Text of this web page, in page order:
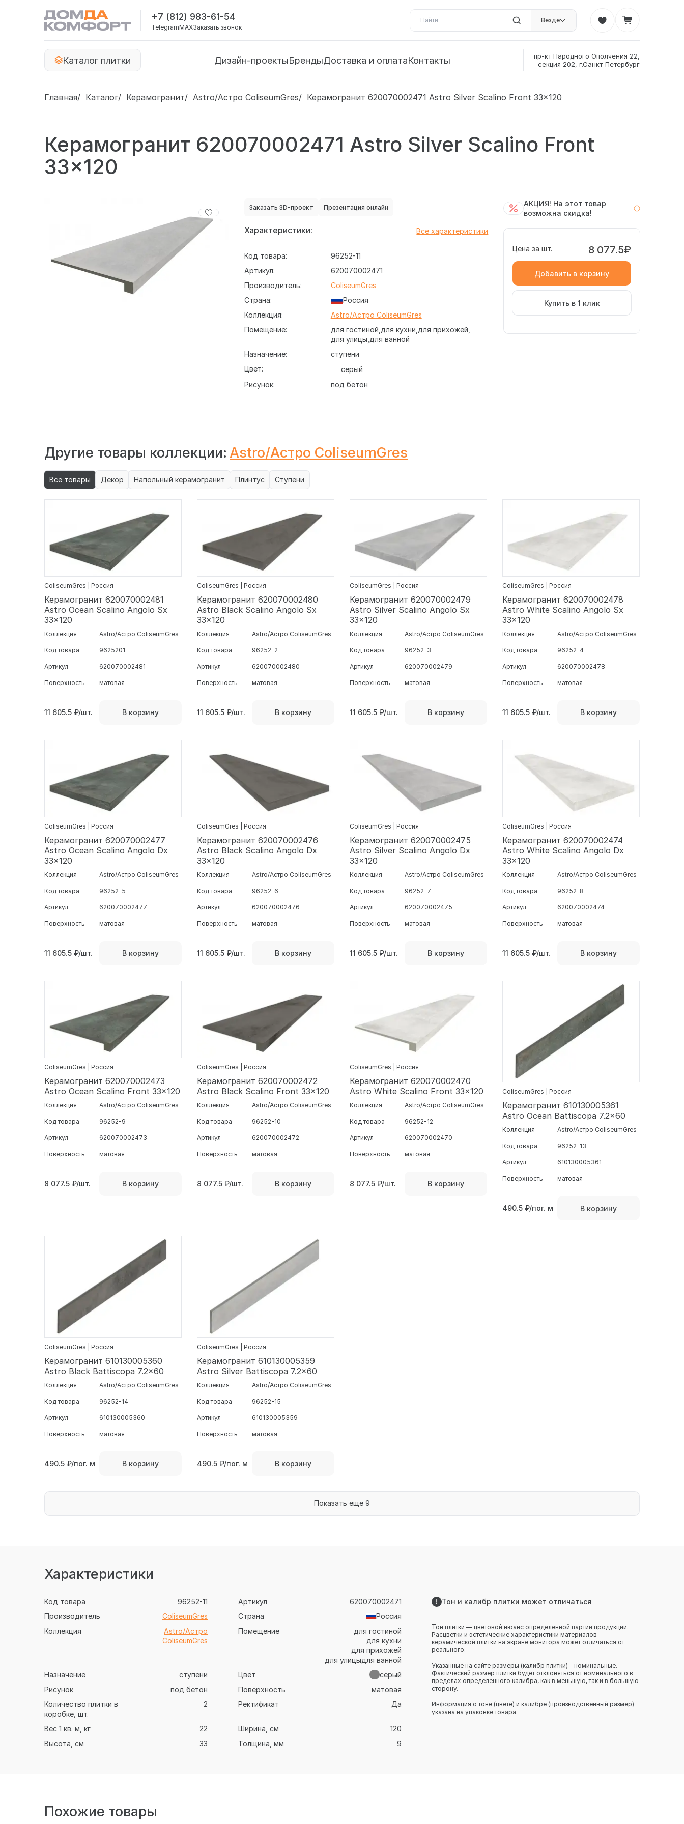
+7 (812) 983-61-54
TelegramMAXЗаказать звонок
Везде
Каталог плитки Дизайн-проектыБрендыДоставка и оплатаКонтакты
пр-кт Народного Ополчения 22,
секция 202, г.Санкт-Петербург
Главная Каталог Керамогранит Astro/Астро ColiseumGres Керамогранит 620070002471 Astro Silver Scalino Front 33x120
Керамогранит 620070002471 Astro Silver Scalino Front
33x120
Заказать 3D-проект Презентация онлайн
Характеристики:
Код товара:
96252-11
Артикул:
620070002471
Производитель:
ColiseumGres
Страна:
Россия
Коллекция:
Astro/Астро ColiseumGres
Помещение:
для гостиной для кухни для прихожей
для улицы для ванной
Назначение:
ступени
Цвет:
серый
Рисунок:
под бетон
Все характеристики
АКЦИЯ! На этот товар
возможна скидка!
Цена за шт. 8 077.5₽
Добавить в корзину
Купить в 1 клик
Другие товары коллекции: Astro/Астро ColiseumGres
Все товары Декор Напольный керамогранит Плинтус Ступени
ColiseumGres | Россия
Керамогранит 620070002481
Astro Ocean Scalino Angolo Sx
33x120
Коллекция Astro/Астро ColiseumGres
Код товара 9625201
Артикул 620070002481
Поверхность матовая
11 605.5 ₽/шт. В корзину
ColiseumGres | Россия
Керамогранит 620070002480
Astro Black Scalino Angolo Sx
33x120
Коллекция Astro/Астро ColiseumGres
Код товара 96252-2
Артикул 620070002480
Поверхность матовая
11 605.5 ₽/шт. В корзину
ColiseumGres | Россия
Керамогранит 620070002479
Astro Silver Scalino Angolo Sx
33x120
Коллекция Astro/Астро ColiseumGres
Код товара 96252-3
Артикул 620070002479
Поверхность матовая
11 605.5 ₽/шт. В корзину
ColiseumGres | Россия
Керамогранит 620070002478
Astro White Scalino Angolo Sx
33x120
Коллекция Astro/Астро ColiseumGres
Код товара 96252-4
Артикул 620070002478
Поверхность матовая
11 605.5 ₽/шт. В корзину
ColiseumGres | Россия
Керамогранит 620070002477
Astro Ocean Scalino Angolo Dx
33x120
Коллекция Astro/Астро ColiseumGres
Код товара 96252-5
Артикул 620070002477
Поверхность матовая
11 605.5 ₽/шт. В корзину
ColiseumGres | Россия
Керамогранит 620070002476
Astro Black Scalino Angolo Dx
33x120
Коллекция Astro/Астро ColiseumGres
Код товара 96252-6
Артикул 620070002476
Поверхность матовая
11 605.5 ₽/шт. В корзину
ColiseumGres | Россия
Керамогранит 620070002475
Astro Silver Scalino Angolo Dx
33x120
Коллекция Astro/Астро ColiseumGres
Код товара 96252-7
Артикул 620070002475
Поверхность матовая
11 605.5 ₽/шт. В корзину
ColiseumGres | Россия
Керамогранит 620070002474
Astro White Scalino Angolo Dx
33x120
Коллекция Astro/Астро ColiseumGres
Код товара 96252-8
Артикул 620070002474
Поверхность матовая
11 605.5 ₽/шт. В корзину
ColiseumGres | Россия
Керамогранит 620070002473
Astro Ocean Scalino Front 33x120
Коллекция Astro/Астро ColiseumGres
Код товара 96252-9
Артикул 620070002473
Поверхность матовая
8 077.5 ₽/шт. В корзину
ColiseumGres | Россия
Керамогранит 620070002472
Astro Black Scalino Front 33x120
Коллекция Astro/Астро ColiseumGres
Код товара 96252-10
Артикул 620070002472
Поверхность матовая
8 077.5 ₽/шт. В корзину
ColiseumGres | Россия
Керамогранит 620070002470
Astro White Scalino Front 33x120
Коллекция Astro/Астро ColiseumGres
Код товара 96252-12
Артикул 620070002470
Поверхность матовая
8 077.5 ₽/шт. В корзину
ColiseumGres | Россия
Керамогранит 610130005361
Astro Ocean Battiscopa 7.2x60
Коллекция Astro/Астро ColiseumGres
Код товара 96252-13
Артикул 610130005361
Поверхность матовая
490.5 ₽/пог. м В корзину
ColiseumGres | Россия
Керамогранит 610130005360
Astro Black Battiscopa 7.2x60
Коллекция Astro/Астро ColiseumGres
Код товара 96252-14
Артикул 610130005360
Поверхность матовая
490.5 ₽/пог. м В корзину
ColiseumGres | Россия
Керамогранит 610130005359
Astro Silver Battiscopa 7.2x60
Коллекция Astro/Астро ColiseumGres
Код товара 96252-15
Артикул 610130005359
Поверхность матовая
490.5 ₽/пог. м В корзину
Показать еще 9
Характеристики
Код товара 96252-11 Артикул
620070002471
Производитель
ColiseumGres Страна
Россия
Коллекция
Astro/Астро
ColiseumGres
Помещение
для гостиной
для кухни
для прихожей
для улицыдля ванной
Назначение
ступени Цвет
серый
Рисунок
под бетон Поверхность
матовая
Количество плитки в
коробке, шт.
2 Ректификат Да
Вес 1 кв. м, кг 22 Ширина, см
120
Высота, см
33 Толщина, мм 9
Тон и калибр плитки может отличаться
Тон плитки — цветовой нюанс определенной партии продукции.
Расцветки и эстетические характеристики материалов
керамической плитки на экране монитора может отличаться от
реального.
Указанные на сайте размеры (калибр плитки) – номинальные.
Фактический размер плитки будет отклоняться от номинального в
пределах определенного калибра, как в меньшую, так и в большую
сторону.
Информация о тоне (цвете) и калибре (производственный размер)
указана на упаковке товара.
Похожие товары